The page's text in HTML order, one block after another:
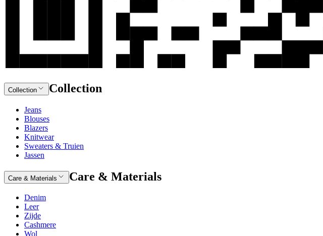
Collection Collection
Jeans
Blouses
Blazers
Knitwear
Sweaters & Truien
Jassen
Care & Materials Care & Materials
Denim
Leer
Zijde
Cashmere
Wol